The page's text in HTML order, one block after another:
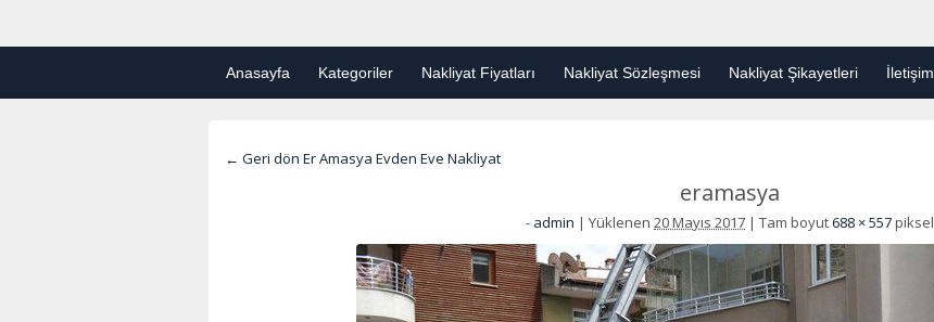
Anasayfa Kategoriler Nakliyat Fiyatları Nakliyat Sözleşmesi Nakliyat Şikayetleri İletişim
← Geri dön Er Amasya Evden Eve Nakliyat
eramasya
- admin | Yüklenen 20 Mayıs 2017 | Tam boyut 688 × 557piksel